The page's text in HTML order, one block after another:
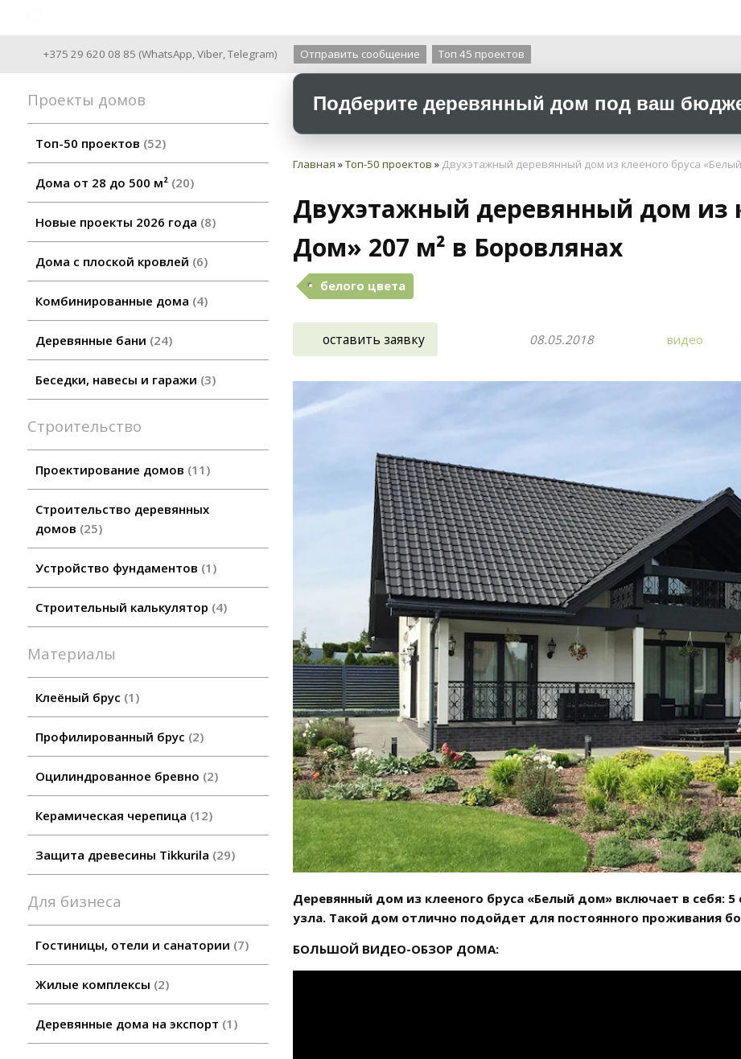
+375 29 620 08 85 (WhatsApp,Viber,Telegram) Отправить сообщение Топ 45 проектов
Проекты домов
Топ-50 проектов 52
Дома от 28 до 500 м² 20
Новые проекты 2026 года 8
Дома с плоской кровлей 6
Комбинированные дома 4
Деревянные бани 24
Беседки, навесы и гаражи 3
Строительство
Проектирование домов 11
Строительство деревянных
домов 25
Устройство фундаментов 1
Строительный калькулятор 4
Материалы
Клеёный брус 1
Профилированный брус 2
Оцилиндрованное бревно 2
Керамическая черепица 12
Защита древесины Tikkurila 29
Для бизнеса
Гостиницы, отели и санатории 7
Жилые комплексы 2
Деревянные дома на экспорт 1
Подберите деревянный дом под ваш
Главная »Топ-50 проектов » Двухэтажный деревянный дом из клееного бруса
Двухэтажный деревянный дом из
Дом» 207 м² в Боровлянах
белого цвета
оставить заявку 08.05.2018 видео
Деревянный дом из клееного бруса «Белый дом» включает в себя:
узла. Такой дом отлично подойдет для постоянного проживания
БОЛЬШОЙ ВИДЕО-ОБЗОР ДОМА: